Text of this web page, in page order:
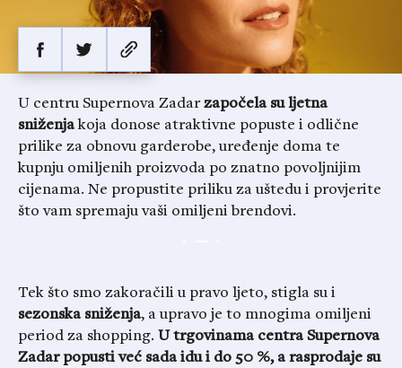
U centru Supernova Zadarzapočela su ljetna
sniženjakoja donose atraktivne popuste i odlične
prilike za obnovu garderobe, uređenje doma te
kupnju omiljenih proizvoda po znatno povoljnijim
cijenama. Ne propustite priliku za uštedu i provjerite
što vam spremaju vaši omiljeni brendovi.
Tek što smo zakoračili u pravo ljeto, stigla su i
sezonska sniženja, a upravo je to mnogima omiljeni
period za shopping. U trgovinama centra Supernova
Zadar popusti već sada idu i do 50 %, a rasprodaje su